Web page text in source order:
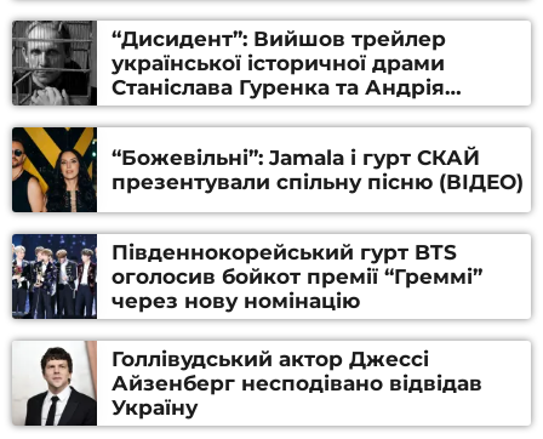
“Дисидент”: Вийшов трейлер
української історичної драми
Станіслава Гуренка та Андрія
Алфьорова (ВІДЕО)
“Божевільні”: Jamala і гурт СКАЙ
презентували спільну пісню (ВІДЕО)
Південнокорейський гурт BTS
оголосив бойкот премії “Греммі”
через нову номінацію
Голлівудський актор Джессі
Айзенберг несподівано відвідав
Україну